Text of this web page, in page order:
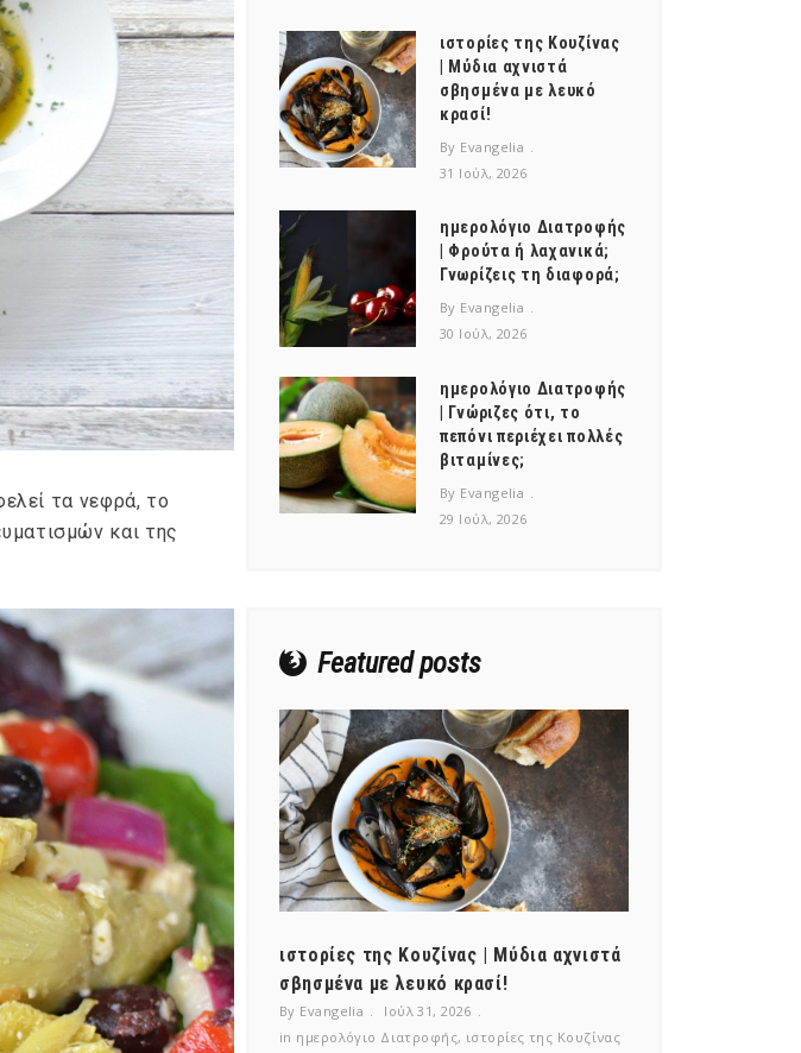
τα νεφρά, το
και της
ιστορίες της Κουζίνας
| Μύδια αχνιστά
σβησμένα με λευκό
κρασί!
By Evangelia
31 Ιούλ, 2026
ημερολόγιο Διατροφής
| Φρούτα ή λαχανικά;
Γνωρίζεις τη διαφορά;
By Evangelia
30 Ιούλ, 2026
ημερολόγιο Διατροφής
| Γνώριζες ότι, το
πεπόνι περιέχει πολλές
βιταμίνες;
By Evangelia
29 Ιούλ, 2026
Featured posts
| Γνώριζες ότι,
πολλές βιταμίνες;
Ιούλ 29, 2026
,ιστορίες της Κουζίνας
ιστορίες της Κουζίνας | Μύδια αχνιστά
σβησμένα με λευκό κρασί!
By Evangelia
Ιούλ 31, 2026
in ημερολόγιο Διατροφής, ιστορίες της Κουζίνας